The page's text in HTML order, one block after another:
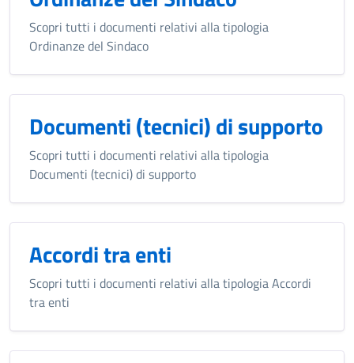
Scopri tutti i documenti relativi alla tipologia
Ordinanze del Sindaco
Documenti (tecnici) di supporto
Scopri tutti i documenti relativi alla tipologia
Documenti (tecnici) di supporto
Accordi tra enti
Scopri tutti i documenti relativi alla tipologia Accordi
tra enti